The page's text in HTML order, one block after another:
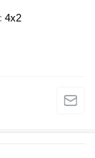
4x2